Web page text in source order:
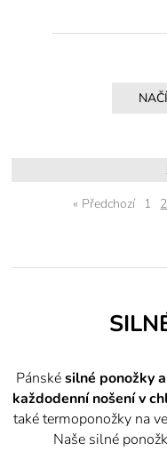
« Předchozí
1 2
Pánskésilné ponožky
každodenní nošení v
také termoponožky na
Naše silné